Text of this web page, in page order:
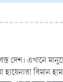
দেশ। এখানে
হায়েনারা বিমান